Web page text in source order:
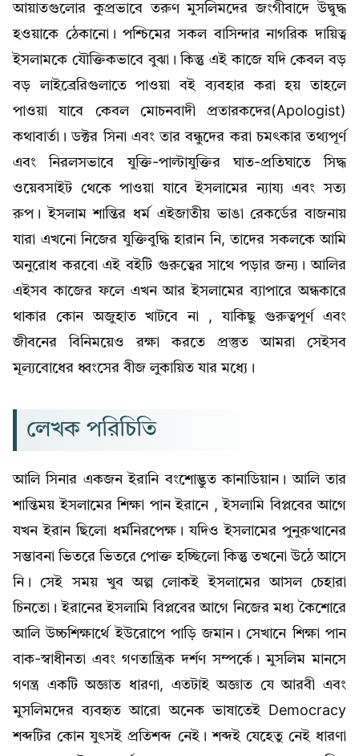
আয়াতগুলোর কুপ্রভাবে তরুণ মুসলিমদের জংগীবাদে উদ্বুদ্ধ
হওয়াকে ঠেকানো। পশ্চিমের সকল বাসিন্দার নাগরিক দায়িত্ব
ইসলামকে যৌক্তিকভাবে বুঝা। কিন্তু এই কাজে যদি কেবল বড়
বড় লাইব্রেরিগুলাতে পাওয়া বই ব্যবহার করা হয় তাহলে
পাওয়া যাবে কেবল মোচনবাদী প্রতারকদের(Apologist)
কথাবার্তা। ডক্টর সিনা এবং তার বন্ধুদের করা চমৎকার তথ্যপূর্ণ
এবং নিরলসভাবে যুক্তি-পাল্টাযুক্তির ঘাত-প্রতিঘাতে সিদ্ধ
ওয়েবসাইট থেকে পাওয়া যাবে ইসলামের ন্যায্য এবং সত্য
রুপ। ইসলাম শান্তির ধর্ম এইজাতীয় ভাঙা রেকর্ডের বাজনায়
যারা এখনো নিজের যুক্তিবুদ্ধি হারান নি, তাদের সকলকে আমি
অনুরোধ করবো এই বইটি গুরুত্বের সাথে পড়ার জন্য। আলির
এইসব কাজের ফলে এখন আর ইসলামের ব্যাপারে অন্ধকারে
থাকার কোন অজুহাত খাটবে না , যাকিছু গুরুত্বপূর্ণ এবং
জীবনের বিনিময়েও রক্ষা করতে প্রস্তুত আমরা সেইসব
মূল্যবোধের ধ্বংসের বীজ লুকায়িত যার মধ্যে।
লেখক পরিচিতি
আলি সিনার একজন ইরানি বংশোদ্ভুত কানাডিয়ান। আলি তার
শান্তিময় ইসলামের শিক্ষা পান ইরানে , ইসলামি বিপ্লবের আগে
যখন ইরান ছিলো ধর্মনিরপেক্ষ। যদিও ইসলামের পুনুরুত্থানের
সম্ভাবনা ভিতরে ভিতরে পোক্ত হচ্ছিলো কিন্তু তখনো উঠে আসে
নি। সেই সময় খুব অল্প লোকই ইসলামের আসল চেহারা
চিনতো। ইরানের ইসলামি বিপ্লবের আগে নিজের মধ্য কৈশোরে
আলি উচ্চশিক্ষার্থে ইউরোপে পাড়ি জমান। সেখানে শিক্ষা পান
বাক-স্বাধীনতা এবং গণতান্ত্রিক দর্শণ সম্পর্কে। মুসলিম মানসে
গণন্ত্র একটি অজ্ঞাত ধারণা, এতটাই অজ্ঞাত যে আরবী এবং
মুসলিমদের ব্যবহৃত আরো অনেক ভাষাতেই Democracy
শব্দটির কোন যুৎসই প্রতিশব্দ নেই। শব্দই যেহেতু নেই ধারণা